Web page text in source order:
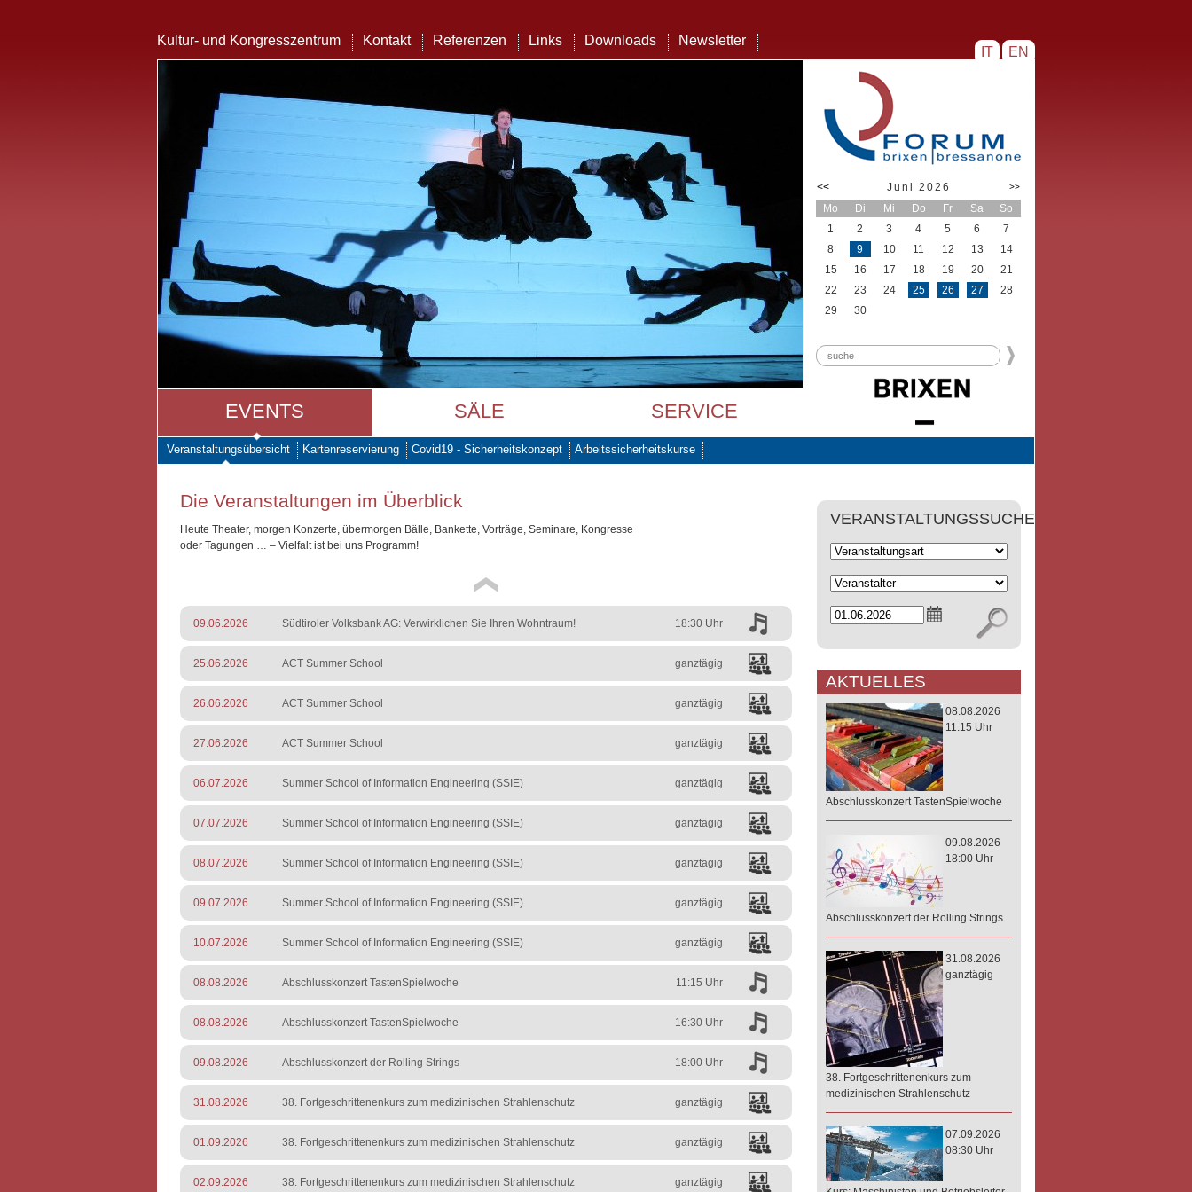
IT EN
Kultur- und Kongresszentrum Kontakt Referenzen Links Downloads Newsletter
EVENTS SÄLE SERVICE
<< Juni 2026 >>
Mo Di Mi Do Fr Sa
So
1
2 3 4 5 6
7
8
9 10 11 12 13
14
15
16 17 18 19 20
21
22
23 24 25 26 27
28
29
30
Veranstaltungsübersicht Kartenreservierung Covid19 - Sicherheitskonzept Arbeitssicherheitskurse
Die Veranstaltungen im Überblick
Heute Theater, morgen Konzerte, übermorgen Bälle, Bankette, Vorträge, Seminare, Kongresse
oder Tagungen … – Vielfalt ist bei uns Programm!
09.06.2026 Südtiroler Volksbank AG: Verwirklichen Sie Ihren Wohntraum! 18:30 Uhr
25.06.2026 ACT Summer School ganztägig
26.06.2026 ACT Summer School ganztägig
27.06.2026 ACT Summer School ganztägig
06.07.2026 Summer School of Information Engineering (SSIE) ganztägig
07.07.2026 Summer School of Information Engineering (SSIE) ganztägig
08.07.2026 Summer School of Information Engineering (SSIE) ganztägig
09.07.2026 Summer School of Information Engineering (SSIE) ganztägig
10.07.2026 Summer School of Information Engineering (SSIE) ganztägig
08.08.2026 Abschlusskonzert TastenSpielwoche 11:15 Uhr
08.08.2026 Abschlusskonzert TastenSpielwoche 16:30 Uhr
09.08.2026 Abschlusskonzert der Rolling Strings 18:00 Uhr
31.08.2026 38. Fortgeschrittenenkurs zum medizinischen Strahlenschutz ganztägig
01.09.2026 38. Fortgeschrittenenkurs zum medizinischen Strahlenschutz ganztägig
02.09.2026 38. Fortgeschrittenenkurs zum medizinischen Strahlenschutz ganztägig
VERANSTALTUNGSSUCHE
AKTUELLES
08.08.2026
11:15 Uhr
Abschlusskonzert TastenSpielwoche
09.08.2026
18:00 Uhr
Abschlusskonzert der Rolling Strings
31.08.2026
ganztägig
38. Fortgeschrittenenkurs zum
medizinischen Strahlenschutz
07.09.2026
08:30 Uhr